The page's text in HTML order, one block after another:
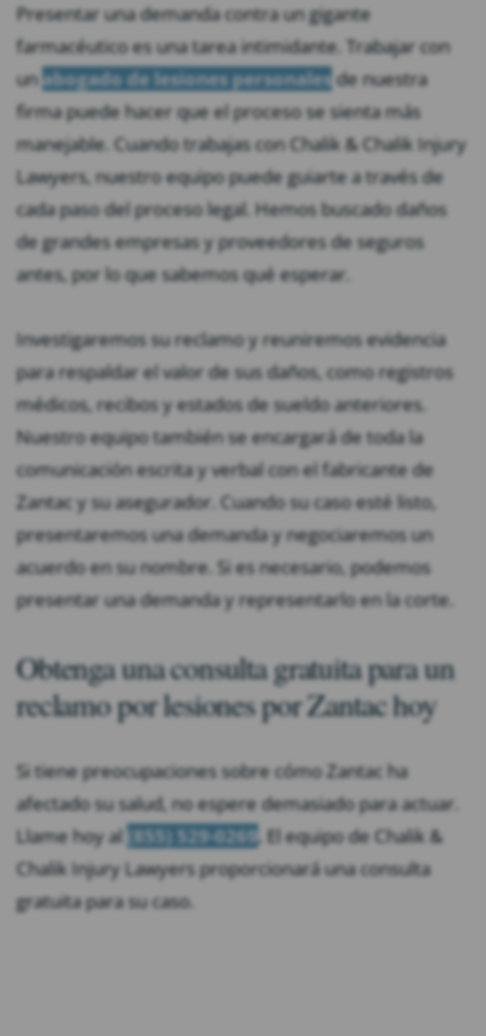
Presentar una demanda contra un gigante
farmacéutico es una tarea intimidante. Trabajar con
unabogado de lesiones personalesde nuestra
firma puede hacer que el proceso se sienta más
manejable. Cuando trabajas con Chalik & Chalik Injury
Lawyers, nuestro equipo puede guiarte a través de
cada paso del proceso legal. Hemos buscado daños
de grandes empresas y proveedores de seguros
antes, por lo que sabemos qué esperar.
Investigaremos su reclamo y reuniremos evidencia
para respaldar el valor de sus daños, como registros
médicos, recibos y estados de sueldo anteriores.
Nuestro equipo también se encargará de toda la
comunicación escrita y verbal con el fabricante de
Zantac y su asegurador. Cuando su caso esté listo,
presentaremos una demanda y negociaremos un
acuerdo en su nombre. Si es necesario, podemos
presentar una demanda y representarlo en la corte.
Obtenga una consulta gratuita para un
reclamo por lesiones por Zantac hoy
Si tiene preocupaciones sobre cómo Zantac ha
afectado su salud, no espere demasiado para actuar.
Llame hoy al (855) 529-0269. El equipo de Chalik &
Chalik Injury Lawyers proporcionará una consulta
gratuita para su caso.